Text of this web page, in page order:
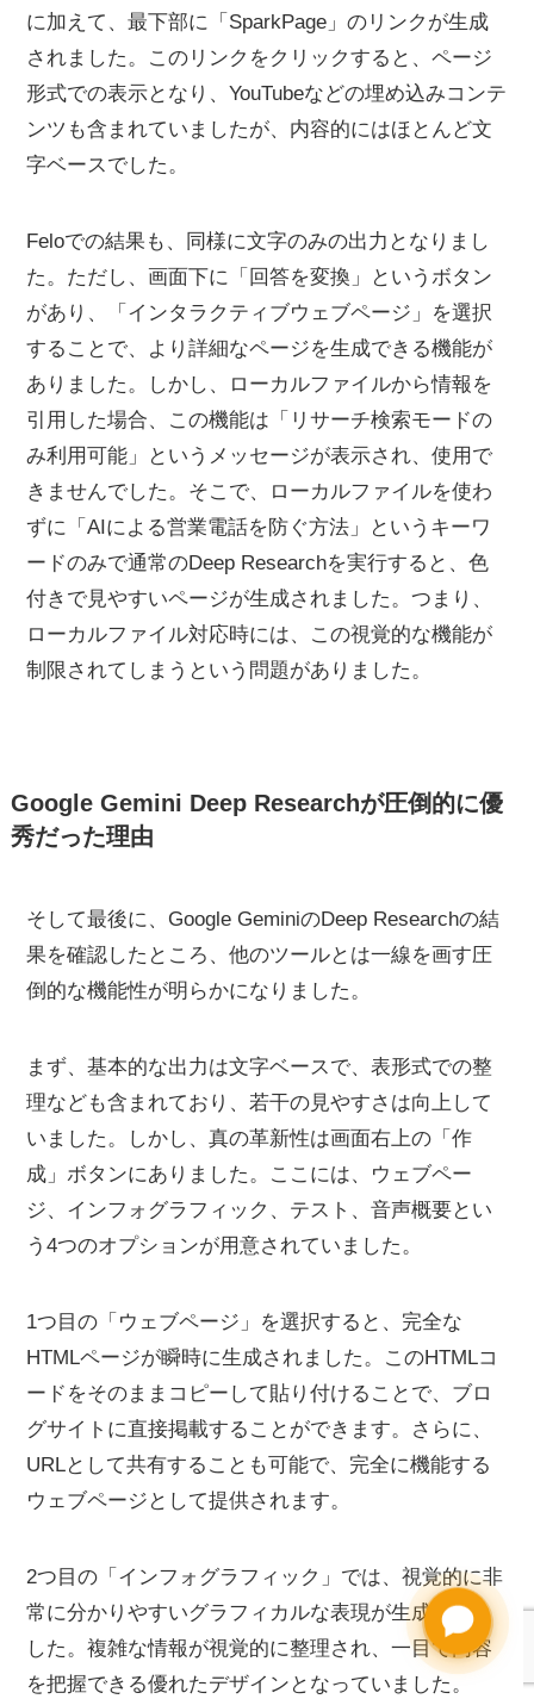
に加えて、最下部に「SparkPage」のリンクが生成
されました。このリンクをクリックすると、ページ
形式での表示となり、YouTubeなどの埋め込みコンテ
ンツも含まれていましたが、内容的にはほとんど文
字ベースでした。
Feloでの結果も、同様に文字のみの出力となりまし
た。ただし、画面下に「回答を変換」というボタン
があり、「インタラクティブウェブページ」を選択
することで、より詳細なページを生成できる機能が
ありました。しかし、ローカルファイルから情報を
引用した場合、この機能は「リサーチ検索モードの
み利用可能」というメッセージが表示され、使用で
きませんでした。そこで、ローカルファイルを使わ
ずに「AIによる営業電話を防ぐ方法」というキーワ
ードのみで通常のDeep Researchを実行すると、色
付きで見やすいページが生成されました。つまり、
ローカルファイル対応時には、この視覚的な機能が
制限されてしまうという問題がありました。
Google Gemini Deep Researchが圧倒的に優
秀だった理由
そして最後に、Google GeminiのDeep Researchの結
果を確認したところ、他のツールとは一線を画す圧
倒的な機能性が明らかになりました。
まず、基本的な出力は文字ベースで、表形式での整
理なども含まれており、若干の見やすさは向上して
いました。しかし、真の革新性は画面右上の「作
成」ボタンにありました。ここには、ウェブペー
ジ、インフォグラフィック、テスト、音声概要とい
う4つのオプションが用意されていました。
1つ目の「ウェブページ」を選択すると、完全な
HTMLページが瞬時に生成されました。このHTMLコ
ードをそのままコピーして貼り付けることで、ブロ
グサイトに直接掲載することができます。さらに、
URLとして共有することも可能で、完全に機能する
ウェブページとして提供されます。
2つ目の「インフォグラフィック」では、視覚的に非
常に分かりやすいグラフィカルな表現が生成されま
した。複雑な情報が視覚的に整理され、一目で内容
を把握できる優れたデザインとなっていました。
Need help?